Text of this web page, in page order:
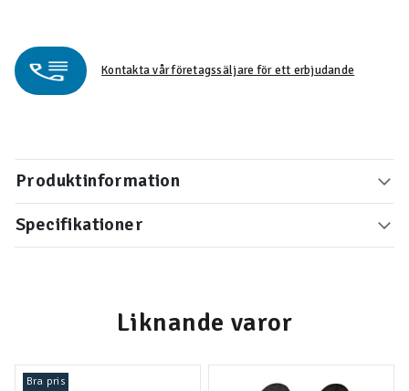
Kontakta vår företagssäljare för ett erbjudande
Produktinformation
Specifikationer
Liknande varor
Bra pris